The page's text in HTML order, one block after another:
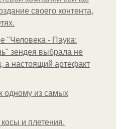
своего контента,
"Человека - Паука:
зендея выбрала не
а настоящий артефакт
одному из самых
и плетения.